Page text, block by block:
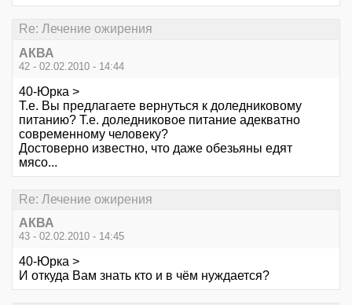
Re: Лечение ожирения
АКВА
42 - 02.02.2010 - 14:44
40-Юрка >
Т.е. Вы предлагаете вернуться к доледниковому
питанию? Т.е. доледниковое питание адекватно
современному человеку?
Достоверно известно, что даже обезьяны едят
мясо...
Re: Лечение ожирения
АКВА
43 - 02.02.2010 - 14:45
40-Юрка >
И откуда Вам знать кто и в чём нуждается?